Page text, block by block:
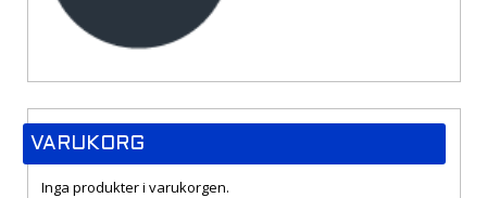
VARUKORG
Inga produkter i varukorgen.